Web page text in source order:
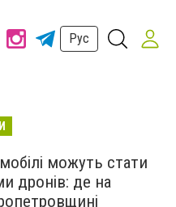
Рус
можуть стати
дронів: де на